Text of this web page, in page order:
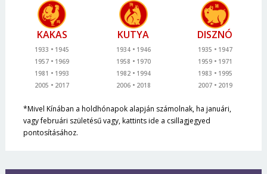
KAKAS
1933
1945
1957
1969
1981
1993
2005
2017
KUTYA
1934
1946
1958
1970
1982
1994
2006
2018
DISZNÓ
1935
1947
1959
1971
1983
1995
2007
2019
*Mivel Kínában a holdhónapok alapján számolnak, ha januári,
vagy februári születésű vagy, kattints ide a csillagjegyed
pontosításához.